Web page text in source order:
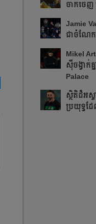
ចាកចេញ​
Jamie
ជា​ចំណែក​
Mikel
ស៊ី​ចង្វាក់​
Palace
ស្ថិតិ​ដ៏​អស្
ប្រយុទ្ធ​ដ